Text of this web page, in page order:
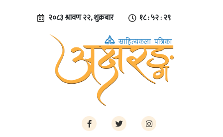
२०८३ श्रावण २२, शुक्रबार १८ : ५२ : ३०